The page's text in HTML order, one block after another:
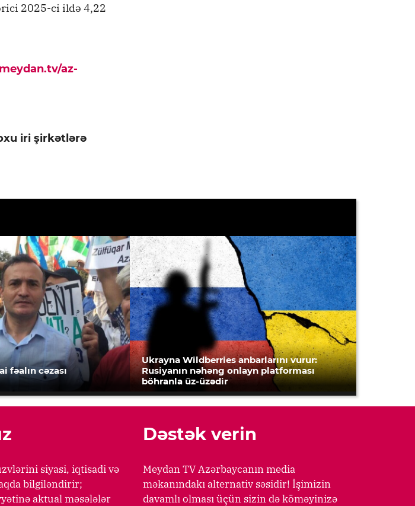
2025-ci ildə 4,22
az-
iri şirkətlərə
fəalın cəzası
Ukrayna Wildberries anbarlarını vurur:
Rusiyanın nəhəng onlayn platforması
böhranla üz-üzədir
siyasi, iqtisadi və
bilgiləndirir;
aktual məsələlər
Dəstək verin
Meydan TV Azərbaycanın media
məkanındakı alternativ səsidir! İşimizin
davamlı olması üçün sizin də köməyinizə